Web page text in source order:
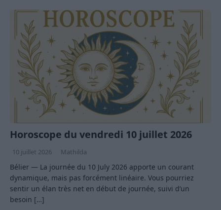
Horoscope du vendredi 10 juillet 2026
10 juillet 2026 Mathilda
Bélier — La journée du 10 July 2026 apporte un courant
dynamique, mais pas forcément linéaire. Vous pourriez
sentir un élan très net en début de journée, suivi d’un
besoin […]